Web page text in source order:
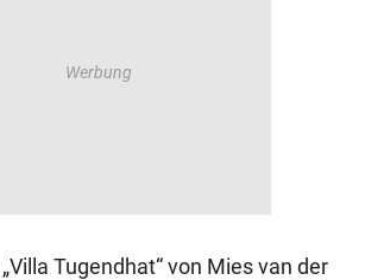
Tugendhat“ von Mies van der